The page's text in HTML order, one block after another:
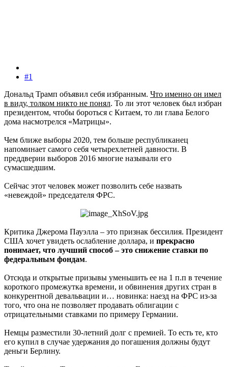
#1
Дональд Трамп объявил себя избранным. Что именно он имел
в виду, толком никто не понял. То ли этот человек был избран
президентом, чтобы бороться с Китаем, то ли глава Белого
дома насмотрелся «Матрицы».
Чем ближе выборы 2020, тем больше республиканец
напоминает самого себя четырехлетней давности. В
преддверии выборов 2016 многие называли его
сумасшедшим.
Сейчас этот человек может позволить себе назвать
«невеждой» председателя ФРС.
Критика Джерома Пауэлла – это признак бессилия. Президент
США хочет увидеть ослабление доллара, и прекрасно
понимает, что лучший способ – это снижение ставки по
федеральным фондам.
Отсюда и открытые призывы уменьшить ее на 1 п.п в течение
короткого промежутка времени, и обвинения других стран в
конкурентной девальвации и… новинка: наезд на ФРС из-за
того, что она не позволяет продавать облигации с
отрицательными ставками по примеру Германии.
Немцы разместили 30-летний долг с премией. То есть те, кто
его купил в случае удержания до погашения должны будут
деньги Берлину.